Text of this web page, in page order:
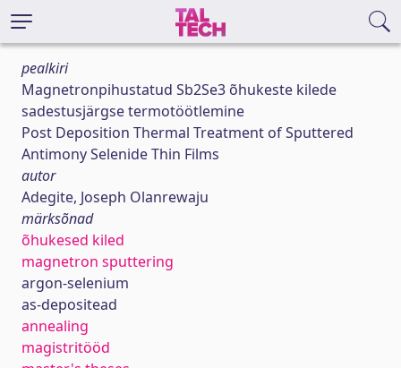
pealkiri
Magnetronpihustatud Sb2Se3 õhukeste kilede
sadestusjärgse termotöötlemine
Post Deposition Thermal Treatment of Sputtered
Antimony Selenide Thin Films
autor
Adegite, Joseph Olanrewaju
märksõnad
õhukesed kiled
magnetron sputtering
argon-selenium
as-depositead
annealing
magistritööd